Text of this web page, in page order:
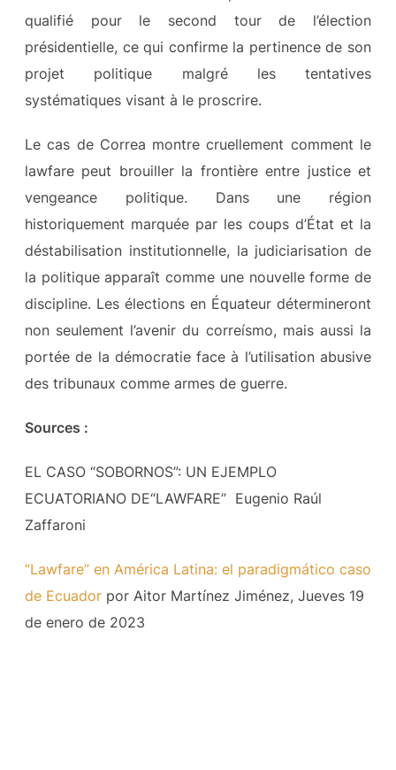
qualifié pour le second tour de l’élection
présidentielle, ce qui confirme la pertinence de son
projet politique malgré les tentatives
systématiques visant à le proscrire.
Le cas de Correa montre cruellement comment le
lawfare peut brouiller la frontière entre justice et
vengeance politique. Dans une région
historiquement marquée par les coups d’État et la
déstabilisation institutionnelle, la judiciarisation de
la politique apparaît comme une nouvelle forme de
discipline. Les élections en Équateur détermineront
non seulement l’avenir du correísmo, mais aussi la
portée de la démocratie face à l’utilisation abusive
des tribunaux comme armes de guerre.
Sources :
EL CASO “SOBORNOS”: UN EJEMPLO
ECUATORIANO DE“LAWFARE” Eugenio Raúl
Zaffaroni
“Lawfare” en América Latina: el paradigmático caso
de Ecuadorpor Aitor Martínez Jiménez, Jueves 19
de enero de 2023